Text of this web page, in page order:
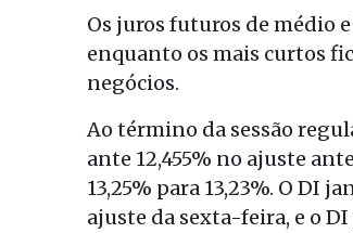
Os juros futuros de médio
enquanto os mais curtos
negócios.
Ao término da sessão
ante 12,455% no ajuste
13,25% para 13,23%. O DI
ajuste da sexta-feira, e o